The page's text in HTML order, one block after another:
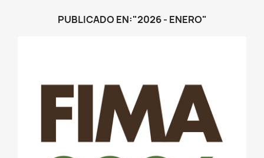
PUBLICADO EN:"2026 - ENERO"